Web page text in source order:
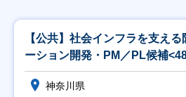
【公共】社会インフラを支え
ーション開発・PM／PL候補
神奈川県